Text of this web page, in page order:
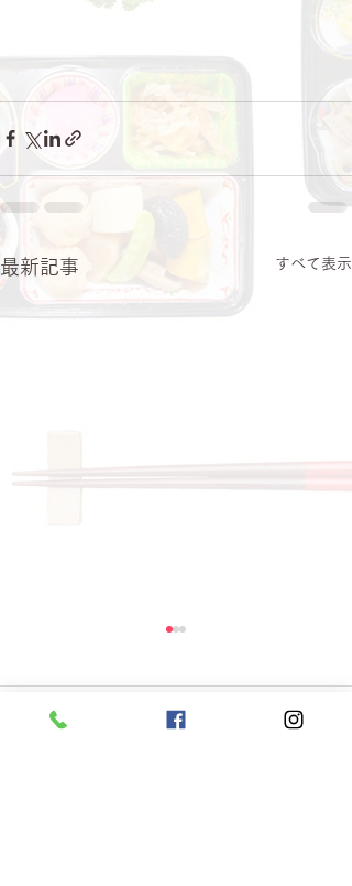
最新記事 すべて表示
コメント